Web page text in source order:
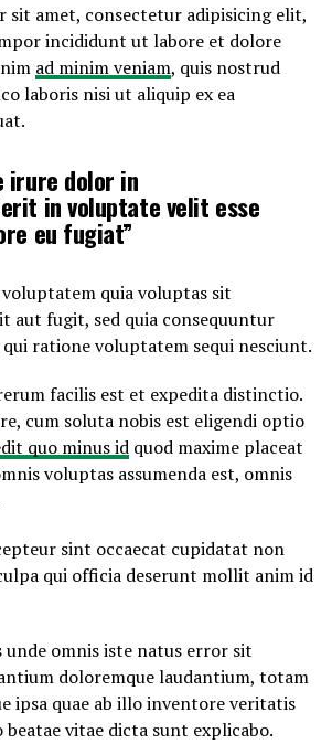
sit amet, consectetur adipisicing elit,
incididunt ut labore et dolore
ad minim veniam, quis nostrud
laboris nisi ut aliquip ex ea
irure dolor in
in voluptate velit esse
eu fugiat”
quia voluptas sit
aut fugit, sed quia consequuntur
qui ratione voluptatem sequi nesciunt.
facilis est et expedita distinctio.
cum soluta nobis est eligendi optio
quo minus id quod maxime placeat
voluptas assumenda est, omnis
sint occaecat cupidatat non
qui officia deserunt mollit anim id
unde omnis iste natus error sit
doloremque laudantium, totam
ipsa quae ab illo inventore veritatis
vitae dicta sunt explicabo.